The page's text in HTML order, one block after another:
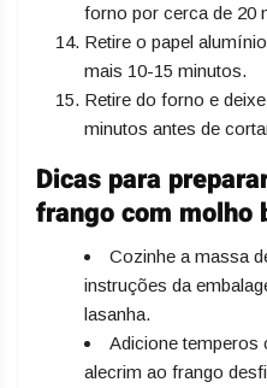
forno por cerca de 20
Retire o papel
mais 10-15 minutos.
Retire do forno e
minutos antes de
Dicas para
frango com molho
Cozinhe a massa
instruções da
lasanha.
Adicione temperos
alecrim ao frango